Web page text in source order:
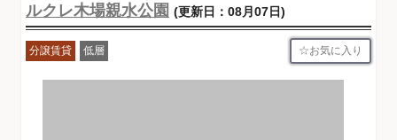
ルクレ木場親水公園 (更新日：08月07日)
分譲賃貸 低層 お気に入り